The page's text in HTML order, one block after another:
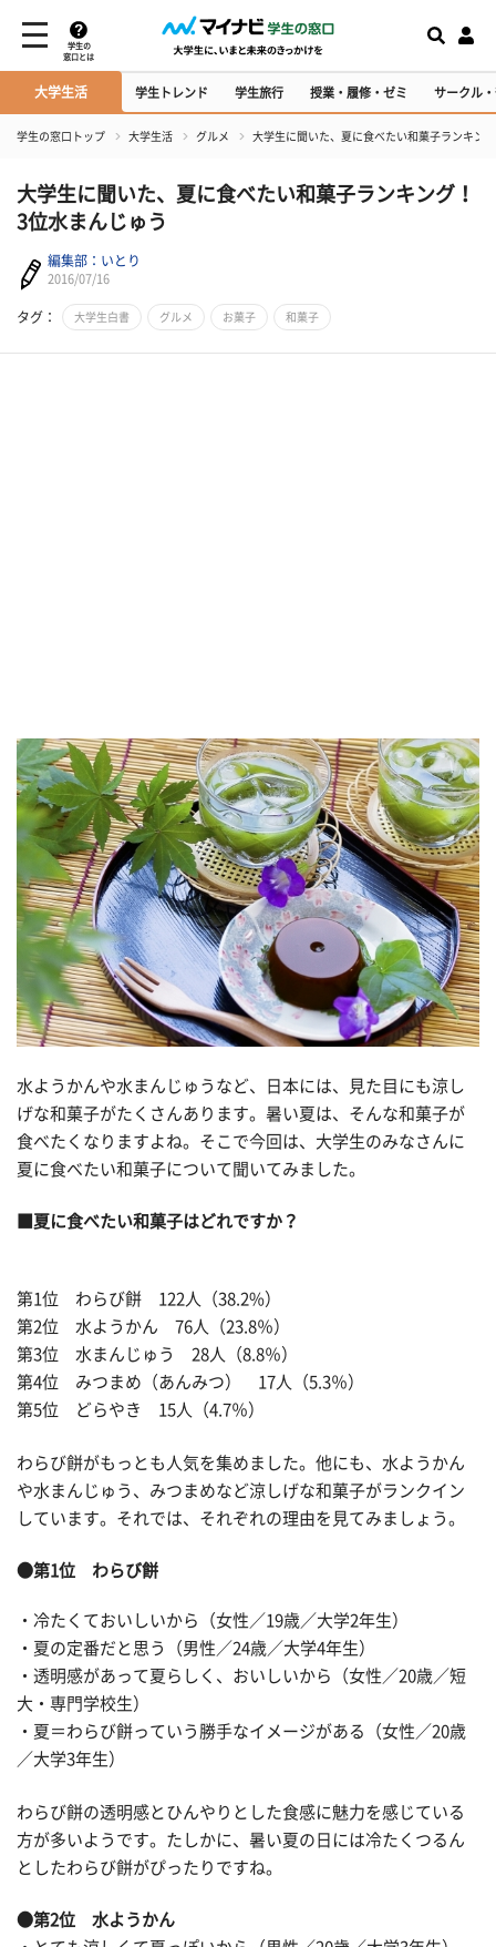
学生の
窓口とは
大学生活 学生トレンド 学生旅行 授業・履修・ゼミ サークル
学生の窓口トップ 大学生活 グルメ 大学生に聞いた、夏に食べたい和菓子ランキン
大学生に聞いた、夏に食べたい和菓子ランキング！
3位水まんじゅう
編集部：いとり
2016/07/16
タグ： 大学生白書 グルメ お菓子 和菓子
水ようかんや水まんじゅうなど、日本には、見た目にも涼し
げな和菓子がたくさんあります。暑い夏は、そんな和菓子が
食べたくなりますよね。そこで今回は、大学生のみなさんに
夏に食べたい和菓子について聞いてみました。
■夏に食べたい和菓子はどれですか？
第1位 わらび餅 122人（38.2%）
第2位 水ようかん 76人（23.8％）
第3位 水まんじゅう 28人（8.8％）
第4位 みつまめ（あんみつ） 17人（5.3％）
第5位 どらやき 15人（4.7％）
わらび餅がもっとも人気を集めました。他にも、水ようかん
や水まんじゅう、みつまめなど涼しげな和菓子がランクイン
しています。それでは、それぞれの理由を見てみましょう。
●第1位 わらび餅
・冷たくておいしいから（女性／19歳／大学2年生）
・夏の定番だと思う（男性／24歳／大学4年生）
・透明感があって夏らしく、おいしいから（女性／20歳／短
大・専門学校生）
・夏＝わらび餅っていう勝手なイメージがある（女性／20歳
／大学3年生）
わらび餅の透明感とひんやりとした食感に魅力を感じている
方が多いようです。たしかに、暑い夏の日には冷たくつるん
としたわらび餅がぴったりですね。
●第2位 水ようかん